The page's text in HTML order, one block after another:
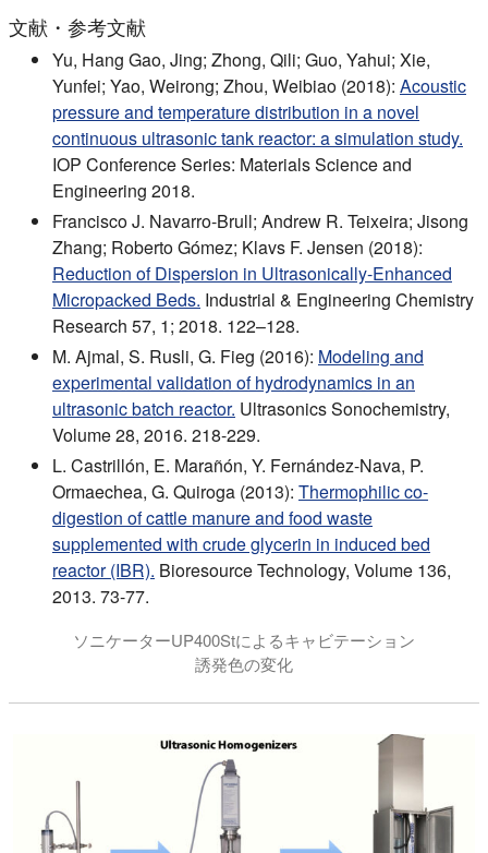
文献・参考文献
Yu, Hang Gao, Jing; Zhong, Qili; Guo, Yahui; Xie,
Yunfei; Yao, Weirong; Zhou, Weibiao (2018): Acoustic
pressure and temperature distribution in a novel
continuous ultrasonic tank reactor: a simulation study.
IOP Conference Series: Materials Science and
Engineering 2018.
Francisco J. Navarro-Brull; Andrew R. Teixeira; Jisong
Zhang; Roberto Gómez; Klavs F. Jensen (2018):
Reduction of Dispersion in Ultrasonically-Enhanced
Micropacked Beds. Industrial & Engineering Chemistry
Research 57, 1; 2018. 122–128.
M. Ajmal, S. Rusli, G. Fieg (2016): Modeling and
experimental validation of hydrodynamics in an
ultrasonic batch reactor. Ultrasonics Sonochemistry,
Volume 28, 2016. 218-229.
L. Castrillón, E. Marañón, Y. Fernández-Nava, P.
Ormaechea, G. Quiroga (2013): Thermophilic co-
digestion of cattle manure and food waste
supplemented with crude glycerin in induced bed
reactor (IBR). Bioresource Technology, Volume 136,
2013. 73-77.
ソニケーターUP400Stによるキャビテーション
誘発色の変化